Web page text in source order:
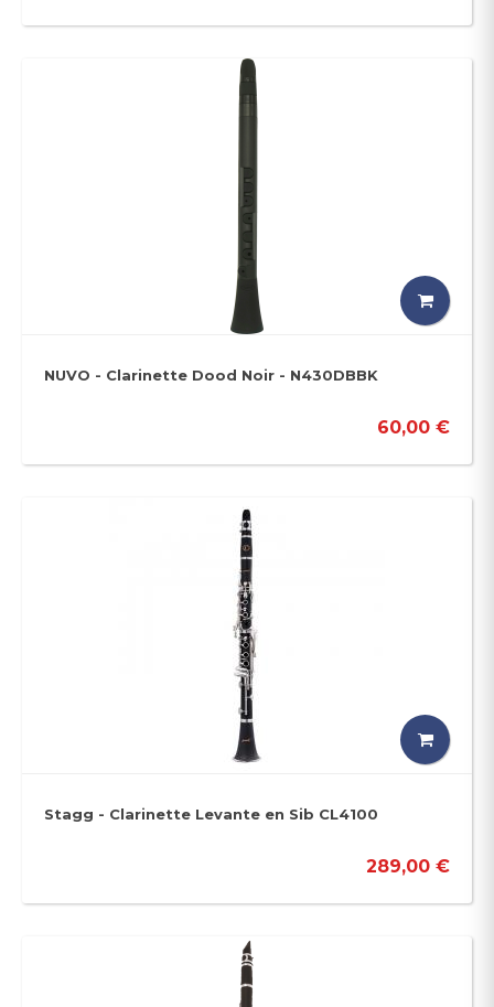
NUVO - Clarinette Dood Noir - N430DBBK
60,00 €
Stagg - Clarinette Levante en Sib CL4100
289,00 €